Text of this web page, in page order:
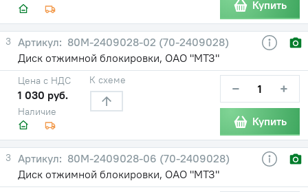
Купить
3
80М-2409028-02 (70-2409028)
Диск отжимной блокировки, ОАО "МТЗ"
Наличие
Цена с НДС
1 030 руб.
К схеме − +
Купить
3
80М-2409028-06 (70-2409028)
Диск отжимной блокировки, ОАО "МТЗ"